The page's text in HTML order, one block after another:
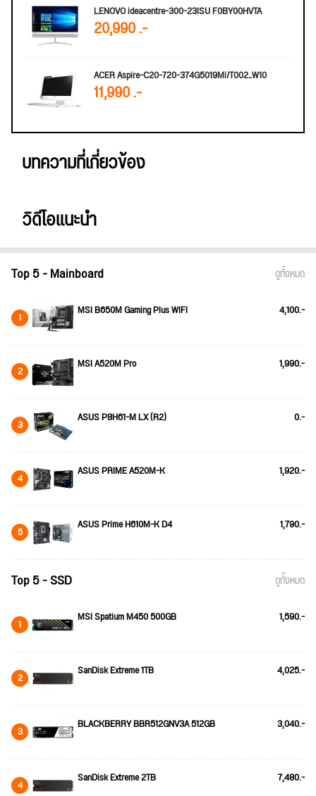
LENOVO ideacentre-300-23ISU F0BY00HVTA
20,990 .-
ACER Aspire-C20-720-374G5019Mi/T002_W10
11,990 .-
บทความที่เกี่ยวข้อง
วิดีโอแนะนำ
Top 5 - Mainboard ดูทั้งหมด
1 MSI B650M Gaming Plus WIFI 4,100.-
2 MSI A520M Pro 1,990.-
3 ASUS P8H61-M LX (R2) 0.-
4 ASUS PRIME A520M-K 1,920.-
5 ASUS Prime H610M-K D4 1,790.-
Top 5 - SSD ดูทั้งหมด
1 MSI Spatium M450 500GB 1,590.-
2 SanDisk Extreme 1TB 4,025.-
3 BLACKBERRY BBR512GNV3A 512GB 3,040.-
4 SanDisk Extreme 2TB 7,480.-